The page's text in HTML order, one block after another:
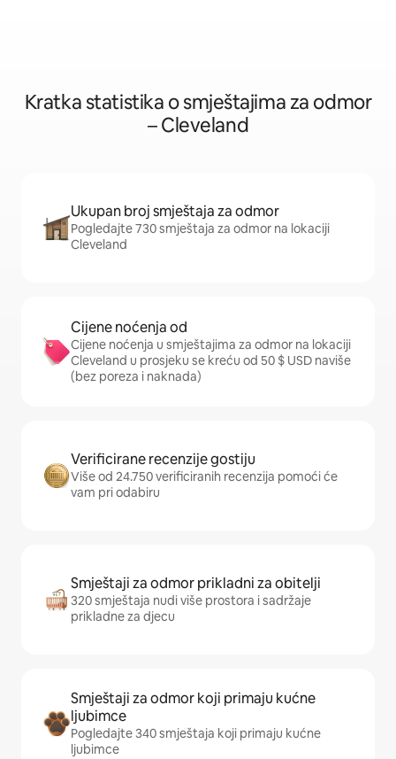
Kratka statistika o smještajima za odmor
– Cleveland
Ukupan broj smještaja za odmor
Pogledajte 730 smještaja za odmor na lokaciji
Cleveland
Cijene noćenja od
Cijene noćenja u smještajima za odmor na lokaciji
Cleveland u prosjeku se kreću od 50 $ USD naviše
(bez poreza i naknada)
Verificirane recenzije gostiju
Više od 24.750 verificiranih recenzija pomoći će
vam pri odabiru
Smještaji za odmor prikladni za obitelji
320 smještaja nudi više prostora i sadržaje
prikladne za djecu
Smještaji za odmor koji primaju kućne
ljubimce
Pogledajte 340 smještaja koji primaju kućne
ljubimce